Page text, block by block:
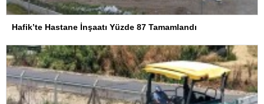
Hafik’te Hastane İnşaatı Yüzde 87 Tamamlandı